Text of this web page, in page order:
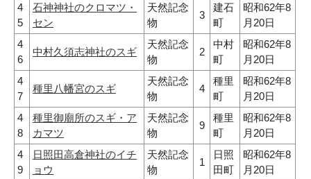
4
5
石神神社のクロマツ・
セン
天然記念
物
3
建石
町
昭和62年8
月20日
4
6
中村久須志神社のスギ
天然記念
物
2
中村
町
昭和62年8
月20日
4
7
種里八幡宮のスギ
天然記念
物
4
種里
町
昭和62年8
月20日
4
8
種里御廟所のスギ・ア
カマツ
天然記念
物
9
種里
町
昭和62年8
月20日
4
9
日照田高倉神社のイチ
ョウ
天然記念
物
1
日照
田町
昭和62年8
月20日